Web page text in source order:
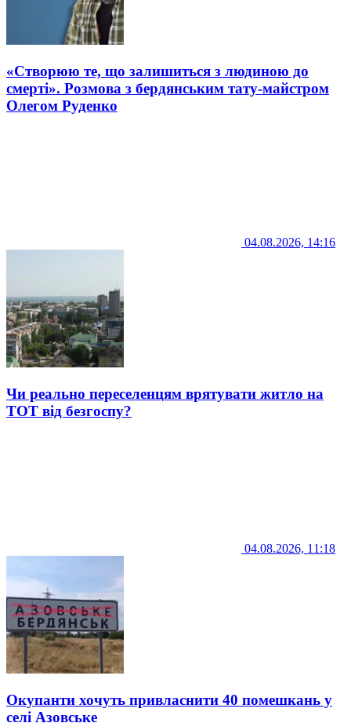
«Створюю те, що залишиться з людиною до
смерті». Розмова з бердянським тату-майстром
Олегом Руденко
04.08.2026, 14:16
Чи реально переселенцям врятувати житло на
ТОТ від безгоспу?
04.08.2026, 11:18
Окупанти хочуть привласнити 40 помешкань у
селі Азовське